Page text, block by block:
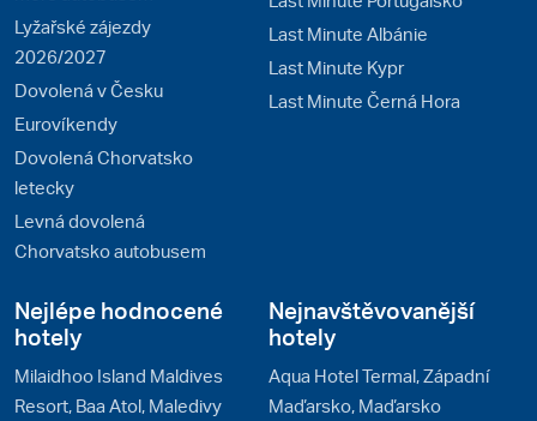
Lyžařské zájezdy
2026/2027
Dovolená v Česku
Eurovíkendy
Dovolená Chorvatsko
letecky
Levná dovolená
Chorvatsko autobusem
Last Minute Albánie
Last Minute Kypr
Last Minute Černá Hora
Nejlépe hodnocené
hotely
Milaidhoo Island Maldives
Resort, Baa Atol, Maledivy
Nejnavštěvovanější
hotely
Aqua Hotel Termal, Západní
Maďarsko, Maďarsko